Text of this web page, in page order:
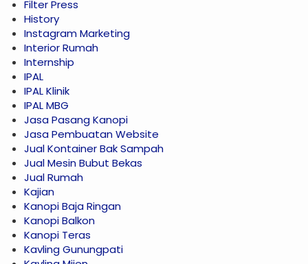
Filter Press
History
Instagram Marketing
Interior Rumah
Internship
IPAL
IPAL Klinik
IPAL MBG
Jasa Pasang Kanopi
Jasa Pembuatan Website
Jual Kontainer Bak Sampah
Jual Mesin Bubut Bekas
Jual Rumah
Kajian
Kanopi Baja Ringan
Kanopi Balkon
Kanopi Teras
Kavling Gunungpati